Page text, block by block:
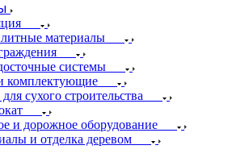
материалы
системы
комплектующие
сухого строительства
и дорожное оборудование
и отделка деревом